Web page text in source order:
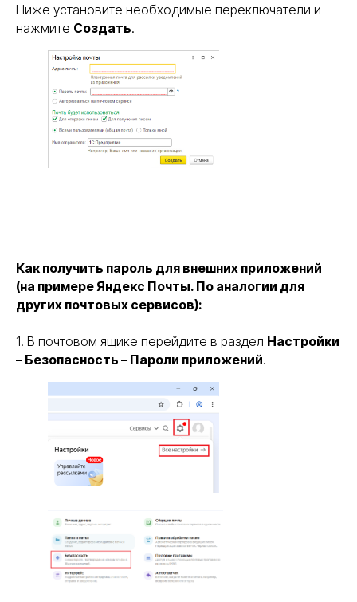
Ниже установите необходимые переключатели и
нажмите Создать.
Как получить пароль для внешних приложений
(на примере Яндекс Почты. По аналогии для
других почтовых сервисов):
1. В почтовом ящике перейдите в раздел Настройки
– Безопасность – Пароли приложений.